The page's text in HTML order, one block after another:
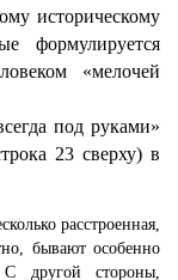
историческому
формулируется
«мелочей
под руками»
23 сверху) в
расстроенная,
бывают особенно
другой стороны,